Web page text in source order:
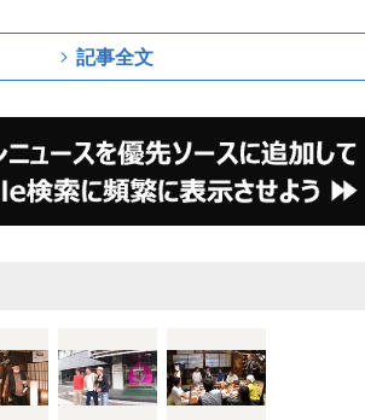
野は大道具スタッフ、EXIL
居酒屋セットへ。今回タ
、川口春奈をはじめ『ハ
ざまな潜入モニタリング
ヤブサ消防団』俳優陣は
も発動する。TBSとテレビ
断企画で、テレビ業界の
記事全文